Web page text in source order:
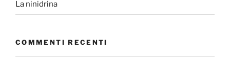
La ninidrina
COMMENTI RECENTI